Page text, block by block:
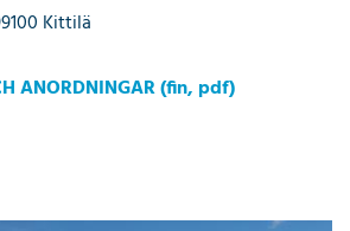
Kittilä
ANORDNINGAR (fin, pdf)